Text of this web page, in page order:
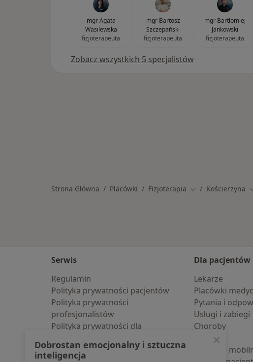
mgr Agata
Wasilewska
fizjoterapeuta
mgr Bartosz
Szczepański
fizjoterapeuta
mgr Bartłomiej
Jankowski
fizjoterapeuta
Zobacz wszystkich 5 specjalistów
Strona Główna Placówki Fizjoterapia Zmień miasto
Kościerzyna
Serwis
Regulamin
Polityka prywatności pacjentów
Polityka prywatności
profesjonalistów
Polityka prywatności dla
pozyskaliśmy samodzielnie
Dla pacjentów
Lekarze
Placówki
Pytania i
Usługi i zabiegi
Choroby
Pomoc
Aplikacje
Dobrostan emocjonalny i sztuczna
inteligencja